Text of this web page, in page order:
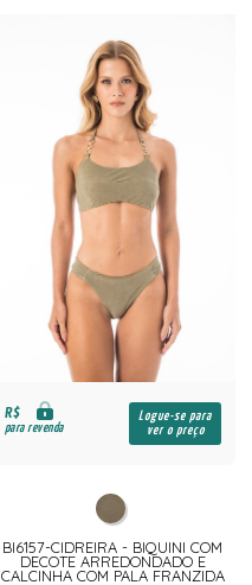
R$
para revenda
Logue-se para
ver o preço
BI6157-CIDREIRA - BIQUINI COM
DECOTE ARREDONDADO E
CALCINHA COM PALA FRANZIDA